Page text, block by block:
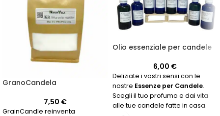
GranoCandela
7,50 €
GrainCandle reinventa
Olio essenziale per candele
6,00 €
Deliziate i vostri sensi con le
nostre Essenze per Candele.
Scegli il tuo profumo e dai vita
alle tue candele fatte in casa.